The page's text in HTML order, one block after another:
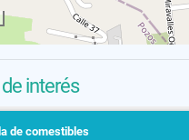
interés
de comestibles